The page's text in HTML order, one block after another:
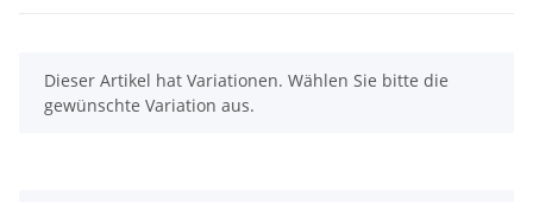
x
Dieser Artikel hat Variationen. Wählen Sie bitte die
gewünschte Variation aus.